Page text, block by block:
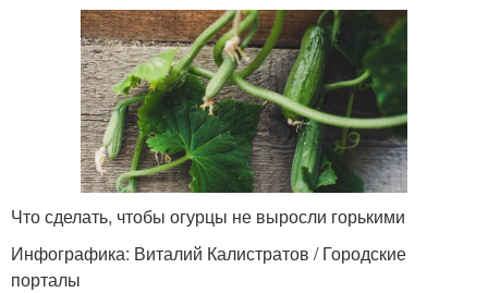
Что сделать, чтобы огурцы не выросли горькими
Инфографика: Виталий Калистратов / Городские
порталы